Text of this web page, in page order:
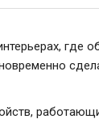
где